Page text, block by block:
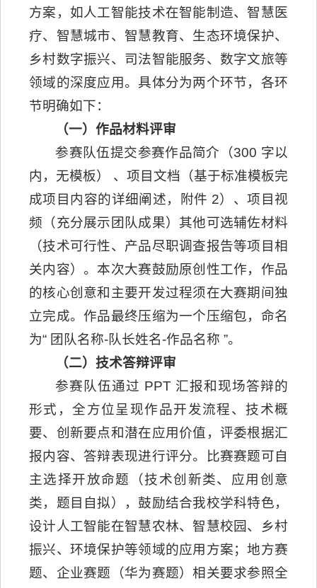
方案，如人工智能技术在智能制造、智慧医
疗、智慧城市、智慧教育、生态环境保护、
乡村数字振兴、司法智能服务、数字文旅等
领域的深度应用。具体分为两个环节，各环
节明确如下：
（一）作品材料评审
参赛队伍提交参赛作品简介（300 字以
内，无模板） 、项目文档（基于标准模板完
成项目内容的详细阐述，附件 2）、项目视
频（充分展示团队成果）其他可选辅佐材料
（技术可行性、产品尽职调查报告等项目相
关内容）。本次大赛鼓励原创性工作，作品
的核心创意和主要开发过程须在大赛期间独
立完成。作品最终压缩为一个压缩包，命名
为“ 团队名称-队长姓名-作品名称 ”。
（二）技术答辩评审
参赛队伍通过 PPT 汇报和现场答辩的
形式，全方位呈现作品开发流程、技术概
要、创新要点和潜在应用价值，评委根据汇
报内容、答辩表现进行评分。比赛赛题可自
主选择开放命题（技术创新类、应用创意
类，题目自拟），鼓励结合我校学科特色，
设计人工智能在智慧农林、智慧校园、乡村
振兴、环境保护等领域的应用方案；地方赛
题、企业赛题（华为赛题）相关要求参照全